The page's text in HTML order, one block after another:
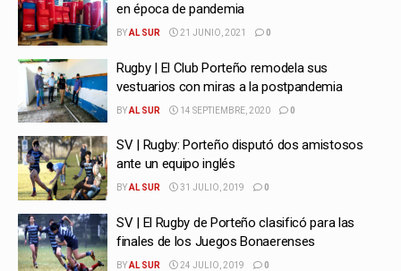
en época de pandemia
BYAL SUR 21 JUNIO, 2021 0
Rugby | El Club Porteño remodela sus
vestuarios con miras a la postpandemia
BYAL SUR 14 SEPTIEMBRE, 2020 0
SV | Rugby: Porteño disputó dos amistosos
ante un equipo inglés
BYAL SUR 31 JULIO, 2019 0
SV | El Rugby de Porteño clasificó para las
finales de los Juegos Bonaerenses
BYAL SUR 24 JULIO, 2019 0